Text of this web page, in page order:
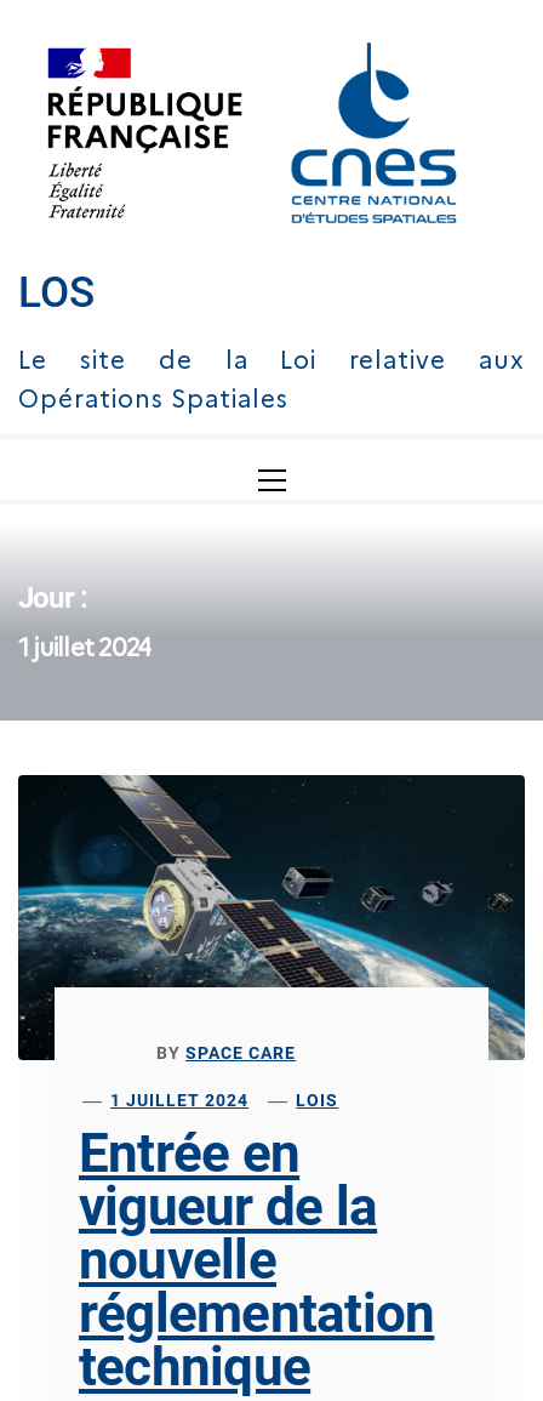
content
LOS
Le site de la Loi relative aux
Opérations Spatiales
Menu
Jour :
1 juillet 2024
BY SPACE CARE
1 JUILLET 2024 LOIS
Entrée en
vigueur de la
nouvelle
réglementation
technique